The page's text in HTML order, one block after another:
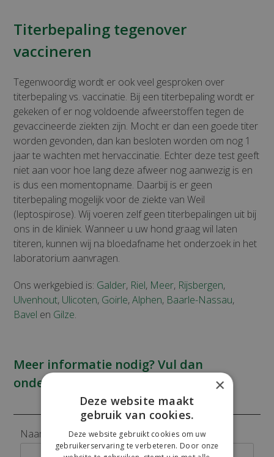
Titerbepaling tegenover
vaccineren
Tegenwoordig wordt er ook veel gesproken over
titerbepaling vs. vaccinatie. Bij een titerbepaling wordt er
gekeken of er nog voldoende afweerstoffen tegen de
gevaccineerde ziekten zijn. Mocht er dan een goede titer
worden gevonden, dan kan besloten worden om nog 1
jaar te wachten met hervaccinatie. Echter deze test geeft
niet aan voor hoe lang deze afweer nog aanwezig is en
is dus een momentopname. Daarbij is er geen
titerbepaling mogelijk voor de ziekte van Weil
(leptospirose). Wij voeren zelf geen titerbepalingen uit bij
ons in de kliniek. Wanneer u uw hond graag wil laten
titeren, kunnen wij na bloedafname het onderzoek in het
laboratorium aanvragen.
Ons werkgebied is: Galder, Riel, Meer, Rijsbergen,
Ulvenhout, Ulicoten, Goirle,Alphen, Baarle-Nassau,
Bavel en Gilze.
Meer informatie nodig? Vul dan
onderstaand contactformulier in!
Naam *
×
Deze website maakt
gebruik van cookies.
Deze website gebruikt cookies om uw
gebruikerservaring te verbeteren. Door onze